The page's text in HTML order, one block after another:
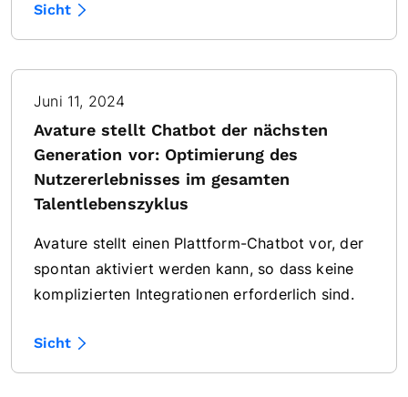
Sicht
Juni 11, 2024
Avature stellt Chatbot der nächsten
Generation vor: Optimierung des
Nutzererlebnisses im gesamten
Talentlebenszyklus
Avature stellt einen Plattform-Chatbot vor, der
spontan aktiviert werden kann, so dass keine
komplizierten Integrationen erforderlich sind.
Sicht